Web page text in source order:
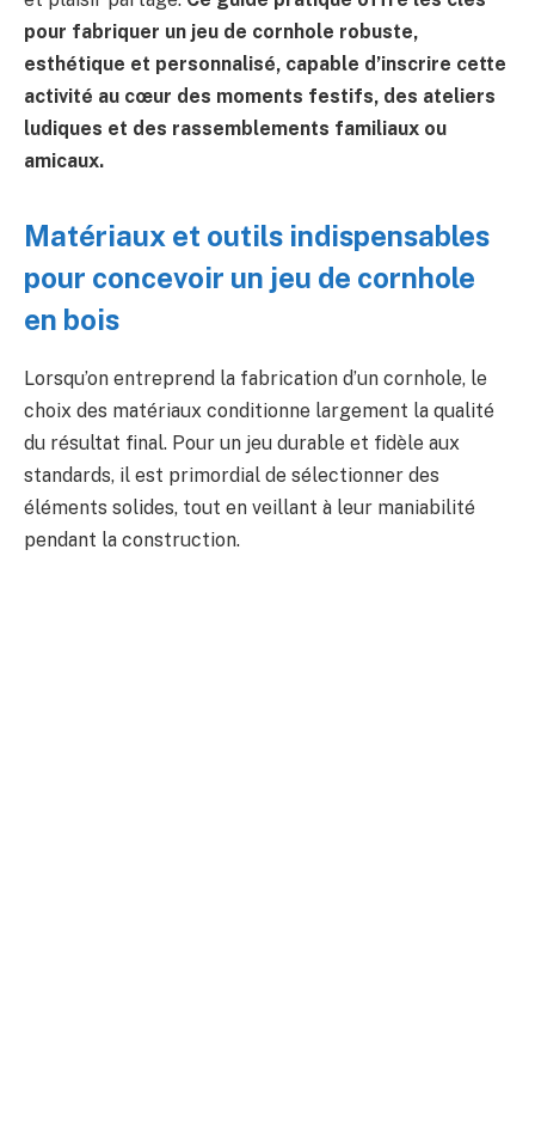
pour fabriquer un jeu de cornhole robuste,
esthétique et personnalisé, capable d’inscrire cette
activité au cœur des moments festifs, des ateliers
ludiques et des rassemblements familiaux ou
amicaux.
Matériaux et outils indispensables
pour concevoir un jeu de cornhole
en bois
Lorsqu’on entreprend la fabrication d’un cornhole, le
choix des matériaux conditionne largement la qualité
du résultat final. Pour un jeu durable et fidèle aux
standards, il est primordial de sélectionner des
éléments solides, tout en veillant à leur maniabilité
pendant la construction.